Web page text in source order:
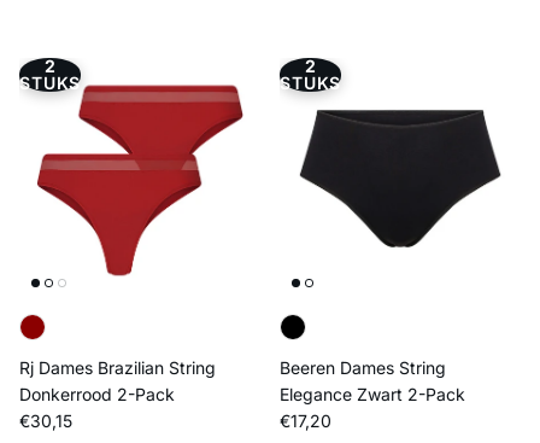
2
STUKS
Rj Dames Brazilian String
Donkerrood 2-Pack
Reguliere prijs
€30,15
2
STUKS
Beeren Dames String
Elegance Zwart 2-Pack
Reguliere prijs
€17,20